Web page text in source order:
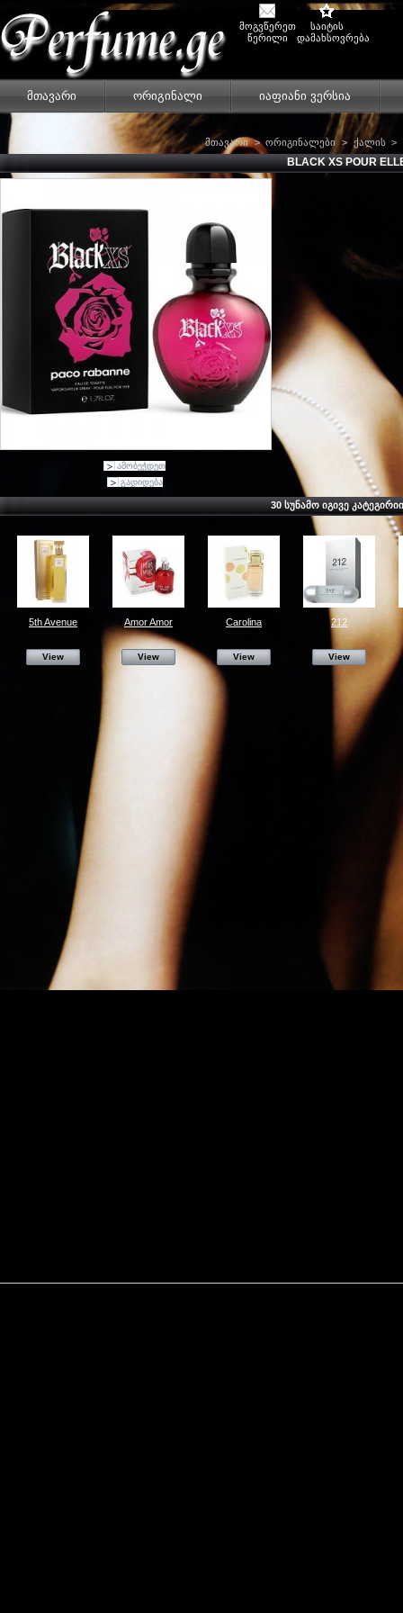
მოგვწერეთ
წერილი
საიტის
დამახსოვრება
მთავარი ორიგინალი იაფიანი ვერსია
მთავარი > ორიგინალები > ქალის >
BLACK XS POUR
ამობეჭდეთ
გადიდება
30 ᲡᲣᲜᲐᲛᲝ ᲘᲒᲘᲕᲔ
5th Avenue
View
Amor Amor
View
Carolina
View
212
View